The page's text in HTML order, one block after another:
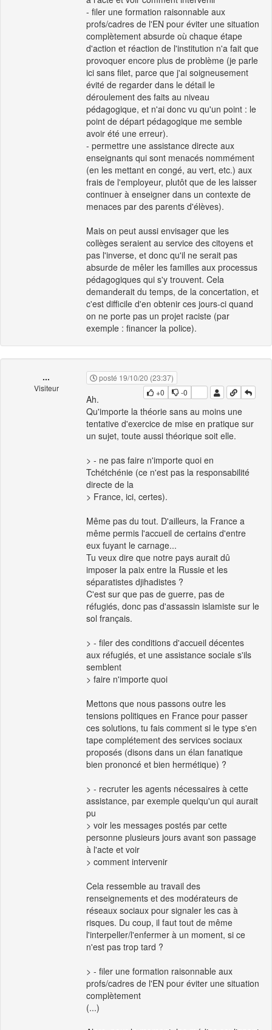
- filer une formation raisonnable aux
profs/cadres de l'EN pour éviter une situation
complètement absurde où chaque étape
d'action et réaction de l'institution n'a fait que
provoquer encore plus de problème (je parle
ici sans filet, parce que j'ai soigneusement
évité de regarder dans le détail le
déroulement des faits au niveau
pédagogique, et n'ai donc vu qu'un point : le
point de départ pédagogique me semble
avoir été une erreur).
- permettre une assistance directe aux
enseignants qui sont menacés nommément
(en les mettant en congé, au vert, etc.) aux
frais de l'employeur, plutôt que de les laisser
continuer à enseigner dans un contexte de
menaces par des parents d'élèves).
Mais on peut aussi envisager que les
collèges seraient au service des citoyens et
pas l'inverse, et donc qu'il ne serait pas
absurde de mêler les familles aux processus
pédagogiques qui s'y trouvent. Cela
demanderait du temps, de la concertation, et
c'est difficile d'en obtenir ces jours-ci quand
on ne porte pas un projet raciste (par
exemple : financer la police).
...
Visiteur
posté 19/10/20 (23:37)
+0
-0
Ah.
Qu'importe la théorie sans au moins une
tentative d'exercice de mise en pratique sur
un sujet, toute aussi théorique soit elle.
> - ne pas faire n'importe quoi en
Tchétchénie (ce n'est pas la responsabilité
directe de la
> France, ici, certes).
Même pas du tout. D'ailleurs, la France a
même permis l'accueil de certains d'entre
eux fuyant le carnage...
Tu veux dire que notre pays aurait dû
imposer la paix entre la Russie et les
séparatistes djihadistes ?
C'est sur que pas de guerre, pas de
réfugiés, donc pas d'assassin islamiste sur le
sol français.
> - filer des conditions d'accueil décentes
aux réfugiés, et une assistance sociale s'ils
semblent
> faire n'importe quoi
Mettons que nous passons outre les
tensions politiques en France pour passer
ces solutions, tu fais comment si le type s'en
tape complétement des services sociaux
proposés (disons dans un élan fanatique
bien prononcé et bien hermétique) ?
> - recruter les agents nécessaires à cette
assistance, par exemple quelqu'un qui aurait
pu
> voir les messages postés par cette
personne plusieurs jours avant son passage
à l'acte et voir
> comment intervenir
Cela ressemble au travail des
renseignements et des modérateurs de
réseaux sociaux pour signaler les cas à
risques. Du coup, il faut tout de même
l'interpeller/l'enfermer à un moment, si ce
n'est pas trop tard ?
> - filer une formation raisonnable aux
profs/cadres de l'EN pour éviter une situation
complètement
(...)